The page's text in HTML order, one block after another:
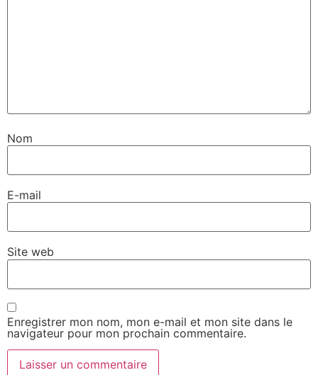
Nom
E-mail
Site web
Enregistrer mon nom, mon e-mail et mon site dans le
navigateur pour mon prochain commentaire.